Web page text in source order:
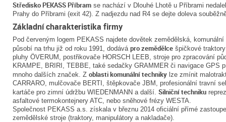
Středisko PEKASS Příbram se nachází v Dlouhé Lhotě u Příbrami
Prahy do Příbrami (exit 42). Z nadjezdu nad R4 se dejte doleva
Základní charakteristika firmy
Pod červeným logem PEKASS najdete dovětek zemědělská,
působí na trhu již od roku 1991, dodává pro zemědělce špičkové
pluhy ÖVERUM, postřikovače HORSCH LEEB, stroje pro zpracování
KRAMPE, BRIRI, TEBBE, také sedačky GRAMMER či navigace GPS
mnoho dalších značek. Z oblasti komunální techniky lze zmínit
CARRARO, mulčovače BERTI, štěpkovače JBM, profesionální travní
kartáče pro zimní údržbu WIEDENMANN a další. Silniční techniku
asfaltové termokontejnery ATC, nebo sněhové frézy WESTA.
Společnost PEKASS a.s. získala v březnu 2014 oficiální přímé
zemědělské stroje (traktory, manipulátory a nakladače).